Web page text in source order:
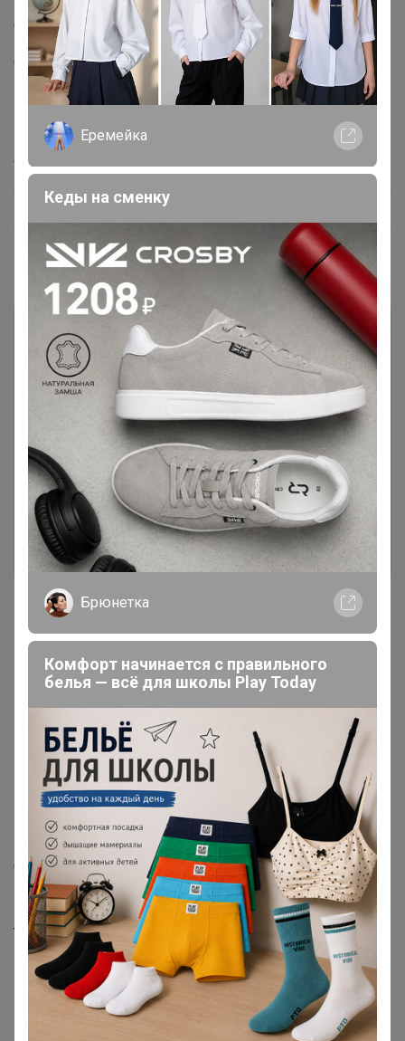
Длина: 120 см
Описание товара
Шнурки ТОЛСТЫЕ с ПРОПИТКОЙ БЕЛЫЕ. Выполнены
из 100% хлопка. Длина 120 см. Подходят для семи
подблочников (отверстий) с одной стороны полупары.
Дополнительная информация
Комментарии
Чтобы написать комментарий необходимо
авторизоваться на сайте!
Это займет меньше минуты
Войти Зарегистрироваться
Реклама
Как здесь все устроено?
Как сделать заказ?
Как получить?
Доставка
Шоурумы
Торговые марки
Наша команда
В наличии
Еремейка
Кеды на сменку
Брюнетка
Комфорт начинается с правильного
белья — всё для школы Play Today